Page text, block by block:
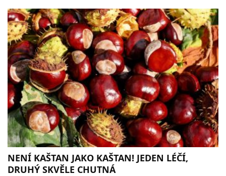
NENÍ KAŠTAN JAKO KAŠTAN! JEDEN LÉČÍ,
DRUHÝ SKVĚLE CHUTNÁ